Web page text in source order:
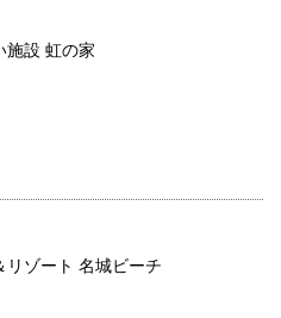
施設 虹の家
リゾート 名城ビーチ